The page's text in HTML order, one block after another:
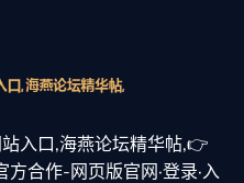
入口,海燕论坛精华帖,👉
方合作-网页版官网·登录·入